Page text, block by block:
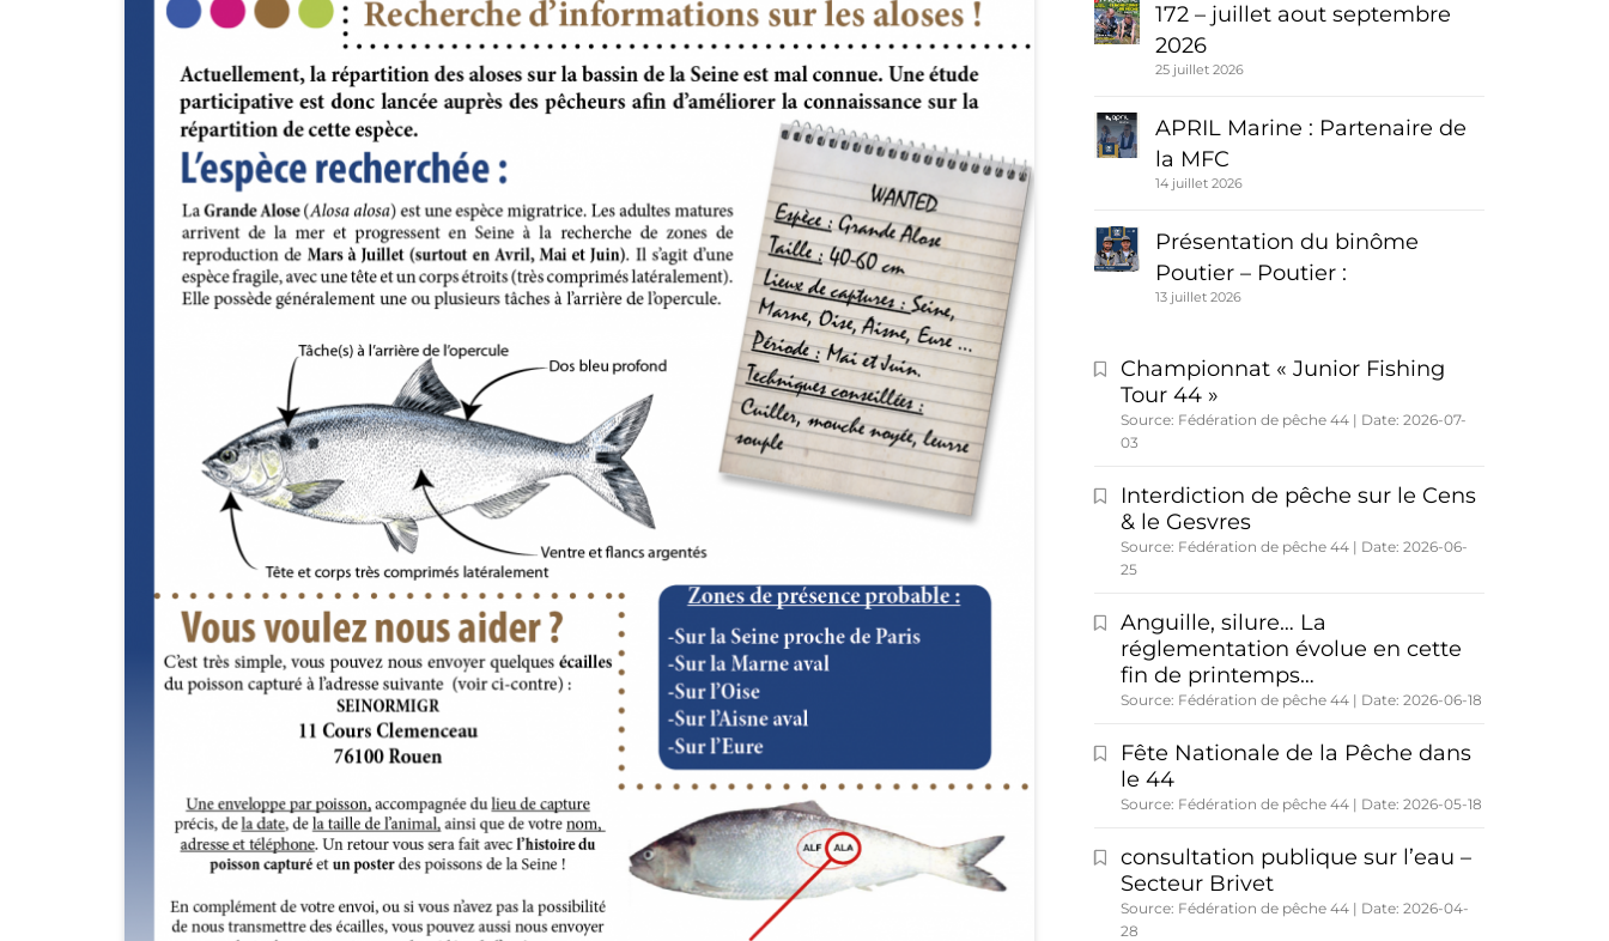
172 – juillet aout septembre
2026
25 juillet 2026
APRIL Marine : Partenaire de
la MFC
14 juillet 2026
Présentation du binôme
Poutier – Poutier :
13 juillet 2026
Championnat « Junior Fishing
Tour 44 »
Source: Fédération de pêche 44
Date: 2026-07-
03
Interdiction de pêche sur le Cens
& le Gesvres
Source: Fédération de pêche 44
Date: 2026-06-
25
Anguille, silure… La
réglementation évolue en cette
fin de printemps…
Source: Fédération de pêche 44 Date: 2026-06-18
Fête Nationale de la Pêche dans
le 44
Source: Fédération de pêche 44 Date: 2026-05-18
consultation publique sur l’eau –
Secteur Brivet
Source: Fédération de pêche 44
Date: 2026-04-
28